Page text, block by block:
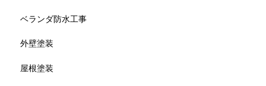
ベランダ防水工事
外壁塗装
屋根塗装